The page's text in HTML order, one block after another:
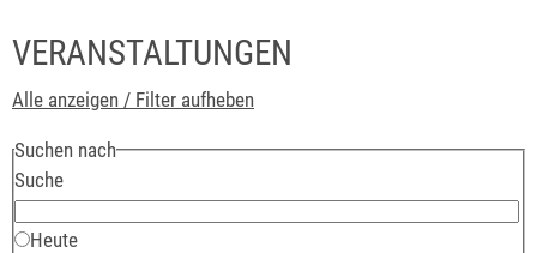
VERANSTALTUNGEN
Alle anzeigen / Filter aufheben
Suchen nach
Suche
Heute